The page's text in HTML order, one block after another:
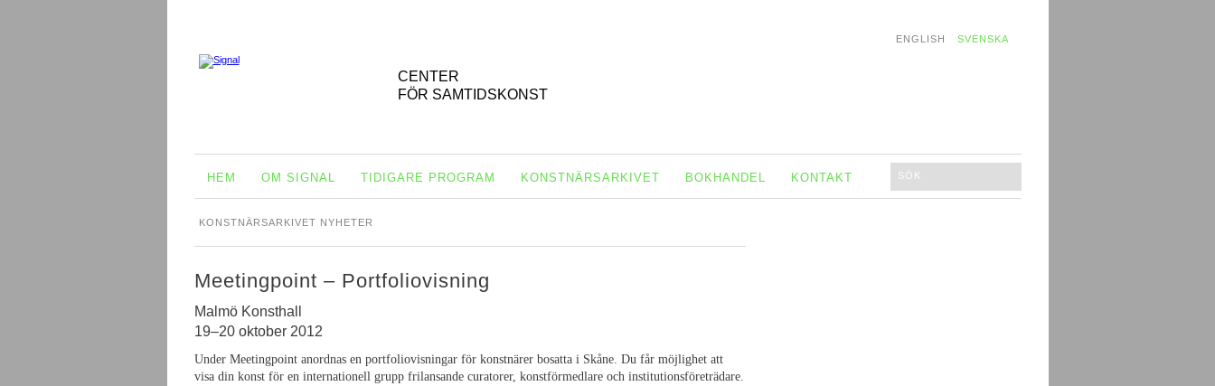
CENTER
FÖR SAMTIDSKONST
ENGLISH SVENSKA
HEM OM SIGNAL TIDIGARE PROGRAM KONSTNÄRSARKIVET BOKHANDEL KONTAKT
KONSTNÄRSARKIVET NYHETER
Meetingpoint – Portfoliovisning
Malmö Konsthall
19–20 oktober 2012
Under Meetingpoint anordnas en portfoliovisningar för konstnärer bosatta i Skåne. Du får möjlighet att
visa din konst för en internationell grupp frilansande curatorer, konstförmedlare och institutionsföreträdare.